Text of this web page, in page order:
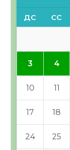
ДС СС
3 4
10 11
17 18
24 25